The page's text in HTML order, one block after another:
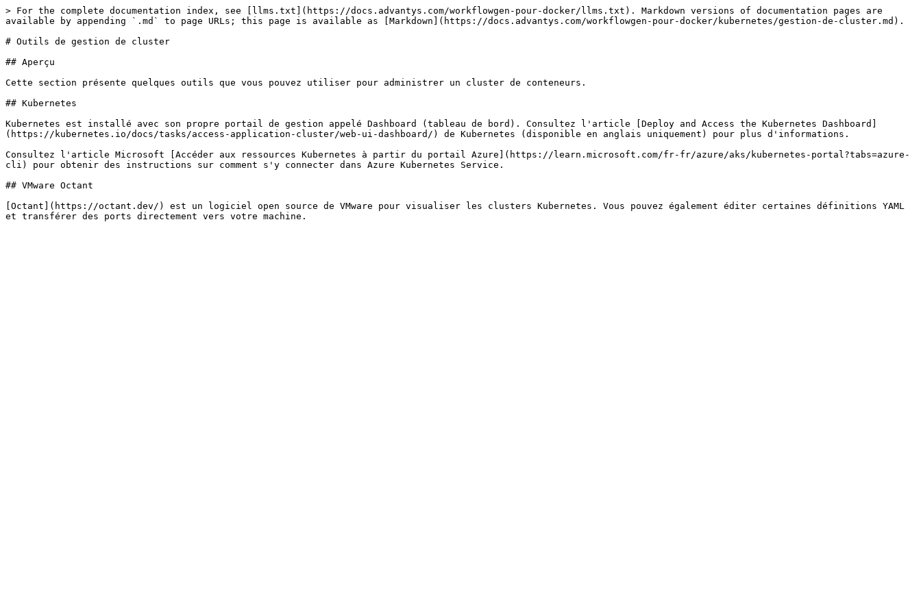
> For the complete documentation index, see [llms.txt](https://docs.advantys.com/workflowgen-pour-docker/llms.txt). Markdown versions of documentation pages are
available by appending `.md` to page URLs; this page is available as [Markdown](https://docs.advantys.com/workflowgen-pour-docker/kubernetes/gestion-de-cluster.md).
# Outils de gestion de cluster
## Aperçu
Cette section présente quelques outils que vous pouvez utiliser pour administrer un cluster de conteneurs.
## Kubernetes
Kubernetes est installé avec son propre portail de gestion appelé Dashboard (tableau de bord). Consultez l'article [Deploy and Access the Kubernetes Dashboard]
(https://kubernetes.io/docs/tasks/access-application-cluster/web-ui-dashboard/) de Kubernetes (disponible en anglais uniquement) pour plus d'informations.
Consultez l'article Microsoft [Accéder aux ressources Kubernetes à partir du portail Azure](https://learn.microsoft.com/fr-fr/azure/aks/kubernetes-portal?tabs=azure-
cli) pour obtenir des instructions sur comment s'y connecter dans Azure Kubernetes Service.
## VMware Octant
[Octant](https://octant.dev/) est un logiciel open source de VMware pour visualiser les clusters Kubernetes. Vous pouvez également éditer certaines définitions YAML